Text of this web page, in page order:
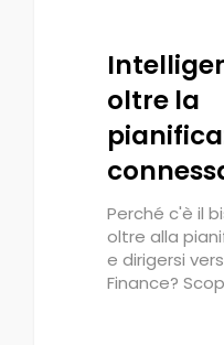
oltre la
Perché c'è il
oltre alla
e dirigersi
Finance?